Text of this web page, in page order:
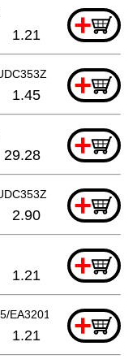
+
1.21
+
1.45
+
29.28
+
2.90
+
1.21
EA3201S A +
1.21